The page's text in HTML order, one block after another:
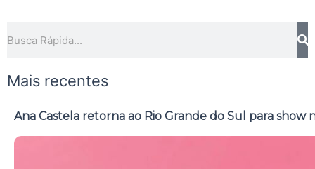
Mais recentes
Ana Castela retorna ao Rio Grande do Sul para show